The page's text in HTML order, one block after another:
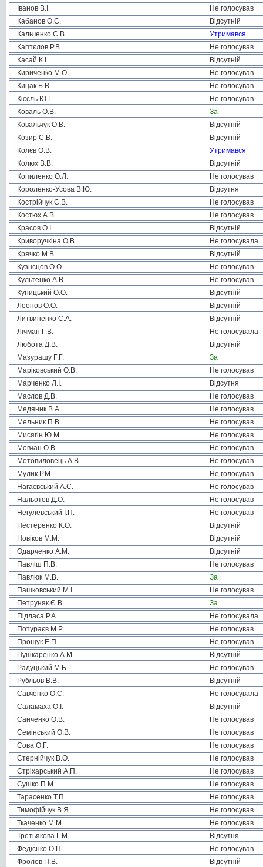
Іванов В.І.
Не голосував
Кабанов О.Є.
Відсутній
Кальченко С.В.
Утримався
Каптєлов Р.В.
Не голосував
Касай К.І.
Відсутній
Кириченко М.О.
Не голосував
Кицак Б.В.
Не голосував
Кісєль Ю.Г.
Не голосував
Коваль О.В.
За
Ковальчук О.В.
Відсутній
Козир С.В.
Відсутній
Колєв О.В.
Утримався
Колюх В.В.
Відсутній
Копиленко О.Л.
Не голосував
Короленко-Усова В.Ю.
Відсутня
Кострійчук С.В.
Не голосував
Костюх А.В.
Не голосував
Красов О.І.
Відсутній
Криворучкіна О.В.
Не голосувала
Крячко М.В.
Відсутній
Кузнєцов О.О.
Не голосував
Культенко А.В.
Не голосував
Куницький О.О.
Відсутній
Леонов О.О.
Відсутній
Литвиненко С.А.
Відсутній
Лічман Г.В.
Не голосувала
Любота Д.В.
Відсутній
Мазурашу Г.Г.
За
Маріковський О.В.
Не голосував
Марченко Л.І.
Відсутня
Маслов Д.В.
Не голосував
Медяник В.А.
Не голосував
Мельник П.В.
Не голосував
Мисягін Ю.М.
Не голосував
Мовчан О.В.
Не голосував
Мотовиловець А.В.
Не голосував
Мулик Р.М.
Не голосував
Нагаєвський А.С.
Не голосував
Нальотов Д.О.
Не голосував
Негулевський І.П.
Не голосував
Нестеренко К.О.
Відсутній
Новіков М.М.
Відсутній
Одарченко А.М.
Відсутній
Павліш П.В.
Не голосував
Павлюк М.В.
За
Пашковський М.І.
Не голосував
Петруняк Є.В.
За
Підласа Р.А.
Не голосувала
Потураєв М.Р.
Не голосував
Прощук Е.П.
Не голосував
Пушкаренко А.М.
Відсутній
Радуцький М.Б.
Не голосував
Рубльов В.В.
Відсутній
Савченко О.С.
Не голосувала
Саламаха О.І.
Відсутній
Санченко О.В.
Не голосував
Семінський О.В.
Не голосував
Сова О.Г.
Не голосував
Стернійчук В.О.
Не голосував
Стріхарський А.П.
Не голосував
Сушко П.М.
Не голосував
Тарасенко Т.П.
Не голосував
Тимофійчук В.Я.
Не голосував
Ткаченко М.М.
Не голосував
Третьякова Г.М.
Відсутня
Федієнко О.П.
Не голосував
Фролов П.В.
Відсутній